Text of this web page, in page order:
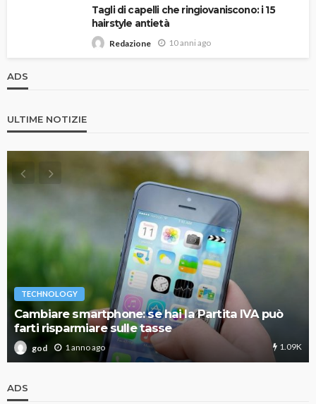
Tagli di capelli che ringiovaniscono: i 15
hairstyle antietà
Redazione 10 anni ago
ADS
ULTIME NOTIZIE
TECHNOLOGY
Cambiare smartphone: se hai la Partita IVA può
farti risparmiare sulle tasse
god 1 anno ago 1.09K
ADS